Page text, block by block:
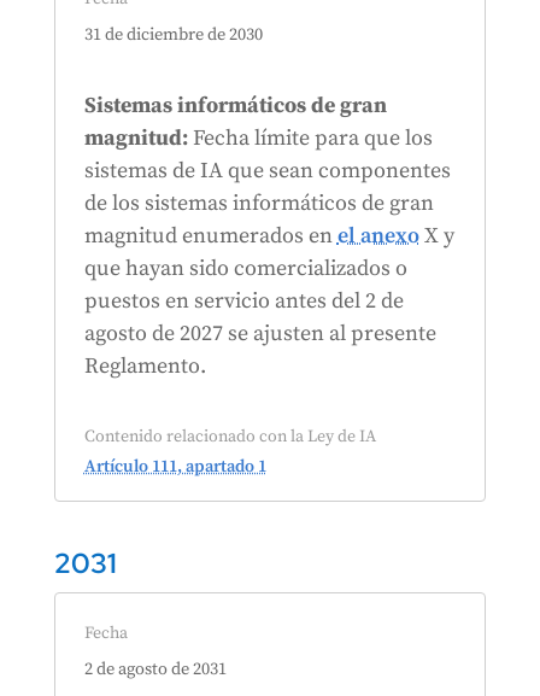
31 de diciembre de 2030
Sistemas informáticos de gran
magnitud:Fecha límite para que los
sistemas de IA que sean componentes
de los sistemas informáticos de gran
magnitud enumerados enel anexoX y
que hayan sido comercializados o
puestos en servicio antes del 2 de
agosto de 2027 se ajusten al presente
Reglamento.
Contenido relacionado con la Ley de IA
Artículo 111, apartado 1
2031
Fecha
2 de agosto de 2031